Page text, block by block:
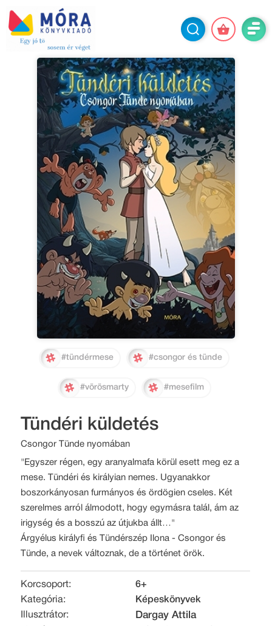
#tündérmese #csongor és tünde
#vörösmarty #mesefilm
Tündéri küldetés
Csongor Tünde nyomában
"Egyszer régen, egy aranyalmafa körül esett meg ez a
mese. Tündéri és királyian nemes. Ugyanakkor
boszorkányosan furmányos és ördögien cseles. Két
szerelmes arról álmodott, hogy egymásra talál, ám az
irigység és a bosszú az útjukba állt…"
Árgyélus királyfi és Tündérszép Ilona - Csongor és
Tünde, a nevek változnak, de a történet örök.
Korcsoport:
6+
Kategória:
Képeskönyvek
Illusztrátor:
Dargay Attila